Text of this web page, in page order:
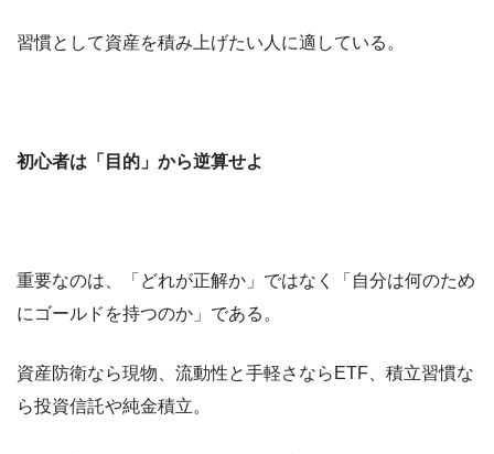
習慣として資産を積み上げたい人に適している。
初心者は「目的」から逆算せよ
重要なのは、「どれが正解か」ではなく「自分は何のため
にゴールドを持つのか」である。
資産防衛なら現物、流動性と手軽さならETF、積立習慣な
ら投資信託や純金積立。